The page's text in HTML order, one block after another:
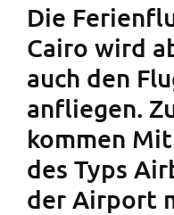
Die
Cairo wird
auch den
anfliegen.
kommen
des Typs
der Airport